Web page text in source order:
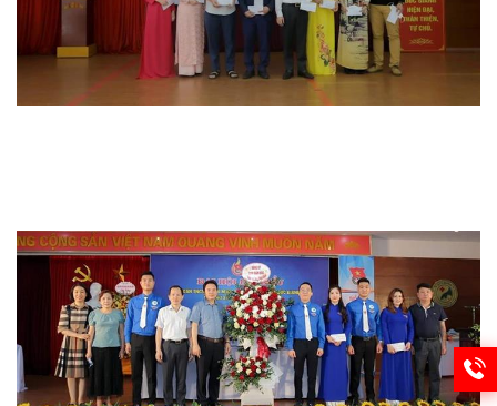
Hoạt động chuyên môn